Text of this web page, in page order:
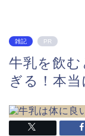
雑記 PR
牛乳を飲
ぎる！本